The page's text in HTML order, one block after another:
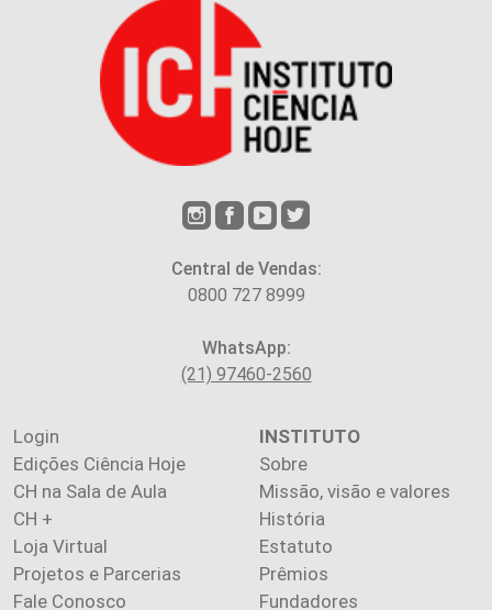
Central de Vendas:
0800 727 8999
WhatsApp:
(21) 97460-2560
Login
Edições Ciência Hoje
CH na Sala de Aula
CH +
Loja Virtual
Projetos e Parcerias
Fale Conosco
INSTITUTO
Sobre
Missão, visão e valores
História
Estatuto
Prêmios
Fundadores